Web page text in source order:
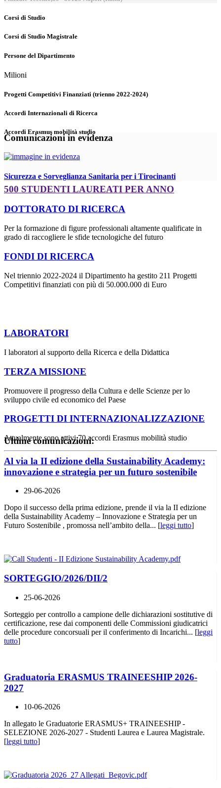
Corsi di Studio
Corsi di Studio Magistrale
Persone del Dipartimento
Milioni
Progetti Competitivi Finanziati (trienno 2022-2024)
Accordi Internazionali di Ricerca
Accordi Erasmus mobilità studio
Comunicazioni in evidenza
Sicurezza e Sorveglianza Sanitaria per i Tirocinanti
500 STUDENTI LAUREATI PER ANNO
DOTTORATO DI RICERCA
Per la formazione di figure professionali altamente qualificate in
grado di raccogliere le sfide tecnologiche del futuro
FONDI DI RICERCA
Nel triennio 2022-2024 il Dipartimento ha gestito 211 Progetti
Competitivi finanziati con più di 50.000.000 di Euro
LABORATORI
I laboratori al supporto della Ricerca e della Didattica
TERZA MISSIONE
Promuovere il progresso della Cultura e delle Scienze per lo
sviluppo civile ed economico del Paese
PROGETTI DI INTERNAZIONALIZZAZIONE
Attualmente sono attivi 70 accordi Erasmus mobilità studio
Ultime comunicazioni:
Al via la II edizione della Sustainability Academy:
innovazione e strategia per un futuro sostenibile
29-06-2026
Dopo il successo della prima edizione, prende il via la II edizione
della Sustainability Academy – Innovazione e Strategia per un
Futuro Sostenibile , promossa nell’ambito della... [leggi tutto]
SORTEGGIO/2026/DII/2
25-06-2026
Sorteggio per controllo a campione delle dichiarazioni sostitutive di
certificazione, rese dai componenti delle Commissioni giudicatrici
delle procedure concorsuali per il conferimento di Incarichi... [leggi
tutto]
Graduatoria ERASMUS TRAINEESHIP 2026-
2027
10-06-2026
In allegato le Graduatorie ERASMUS+ TRAINEESHIP -
SELEZIONE 2026-2027 - Studenti Laurea e Laurea Magistrale.
[leggi tutto]